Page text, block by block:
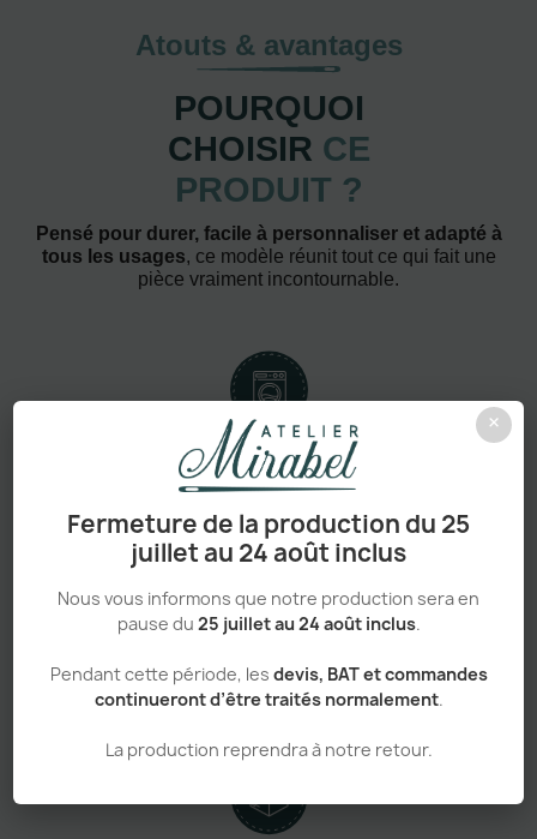
×
Fermeture de la production du 25
juillet au 24 août inclus
Nous vous informons que notre production sera en
pause du 25 juillet au 24 août inclus.
Pendant cette période, les devis, BAT et commandes
continueront d’être traités normalement.
La production reprendra à notre retour.
Atouts & avantages
POURQUOI
CHOISIR CE
PRODUIT ?
Pensé pour durer, facile à personnaliser et adapté à
tous les usages, ce modèle réunit tout ce qui fait une
pièce vraiment incontournable.
Confort absolu & durabilité renforcée
Personnalisation haut de gamme